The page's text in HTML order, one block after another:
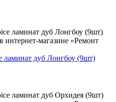
дуб Лонгбоу (9шт)